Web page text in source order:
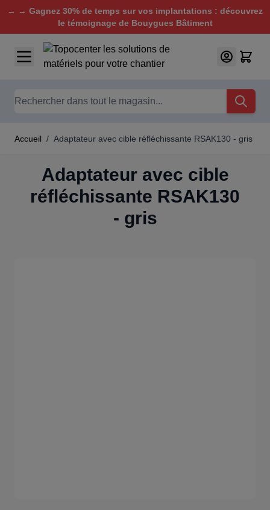
→ → Gagnez 30% de temps sur vos implantations : découvrez
le témoignage de Bouygues Bâtiment
Aller au contenu
Chercher
Accueil / Adaptateur avec cible réfléchissante RSAK130 - gris
Adaptateur avec cible
réfléchissante RSAK130
- gris